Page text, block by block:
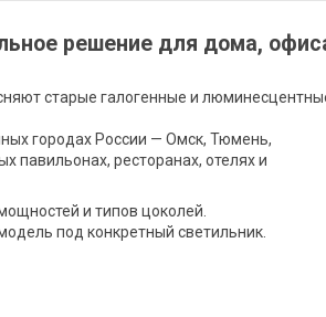
решение для дома,
старые галогенные и
городах России — Омск, Тюмень,
павильонах, ресторанах, отелях и
и типов цоколей.
под конкретный светильник.